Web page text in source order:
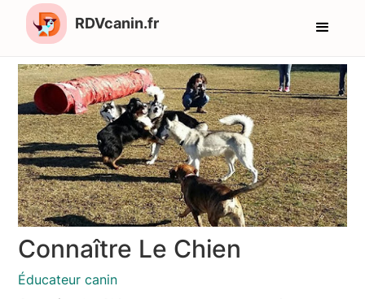
RDVcanin.fr
Connaître Le Chien
Éducateur canin